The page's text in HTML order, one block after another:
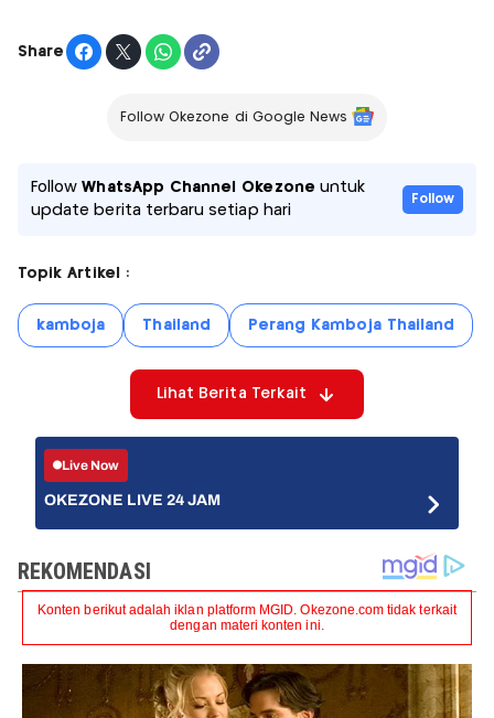
Share
Follow Okezone di Google News
FollowWhatsApp Channel Okezone untuk
update berita terbaru setiap hari
Follow
Topik Artikel :
kamboja Thailand Perang Kamboja Thailand
Lihat Berita Terkait
Live Now
OKEZONE LIVE 24 JAM